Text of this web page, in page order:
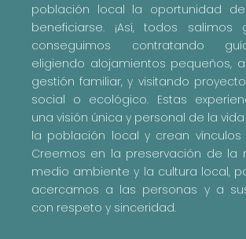
población local la oportunidad
beneficiarse. ¡Así, todos salimos
conseguimos contratando
eligiendo alojamientos pequeños,
gestión familiar, y visitando
social o ecológico. Estas
una visión única y personal de la
la población local y crean vínculos
Creemos en la preservación de la
medio ambiente y la cultura local,
acercamos a las personas y a
con respeto y sinceridad.